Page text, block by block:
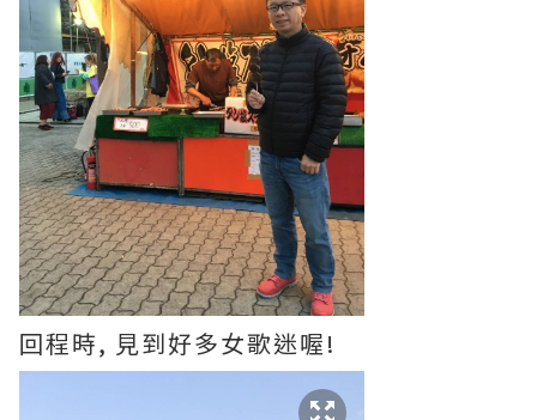
回程時, 見到好多女歌迷喔!